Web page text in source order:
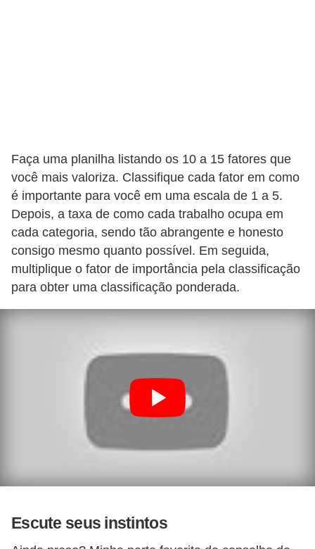
Faça uma planilha listando os 10 a 15 fatores que
você mais valoriza. Classifique cada fator em como
é importante para você em uma escala de 1 a 5.
Depois, a taxa de como cada trabalho ocupa em
cada categoria, sendo tão abrangente e honesto
consigo mesmo quanto possível. Em seguida,
multiplique o fator de importância pela classificação
para obter uma classificação ponderada.
Escute seus instintos